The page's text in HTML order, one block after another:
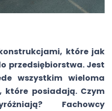
konstrukcjami, które jak
przedsiębiorstwa. Jest
wszystkim wieloma
które posiadają. Czym
Fachowcy